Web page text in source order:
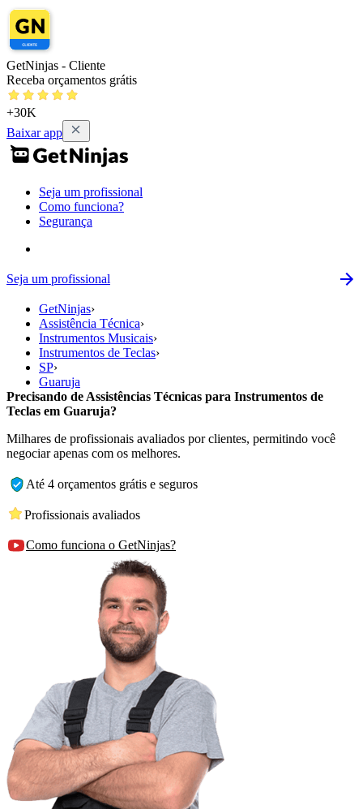
GetNinjas - Cliente
Receba orçamentos grátis
+30K
Baixar app
Seja um profissional
Como funciona?
Segurança
Seja um profissional
GetNinjas›
Assistência Técnica›
Instrumentos Musicais›
Instrumentos de Teclas›
SP›
Guaruja
Precisando de Assistências Técnicas para Instrumentos de
Teclas em Guaruja?
Milhares de profissionais avaliados por clientes, permitindo você
negociar apenas com os melhores.
Até 4 orçamentos grátis e seguros
Profissionais avaliados
Como funciona o GetNinjas?